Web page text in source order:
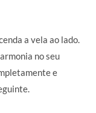
a vela ao lado.
no seu
e